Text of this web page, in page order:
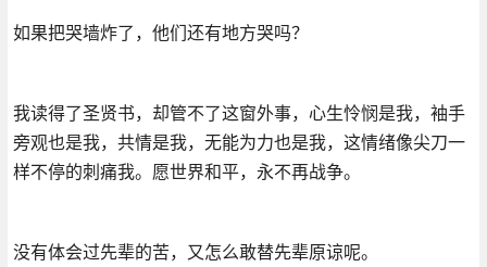
如果把哭墙炸了，他们还有地方哭吗？
我读得了圣贤书，却管不了这窗外事，心生怜悯是我，袖手
旁观也是我，共情是我，无能为力也是我，这情绪像尖刀一
样不停的刺痛我。愿世界和平，永不再战争。
没有体会过先辈的苦，又怎么敢替先辈原谅呢。